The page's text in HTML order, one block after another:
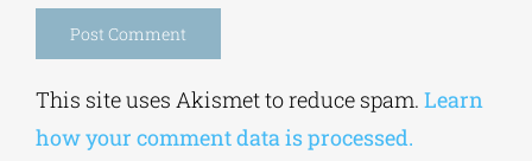
This site uses Akismet to reduce spam. Learn
how your comment data is processed.